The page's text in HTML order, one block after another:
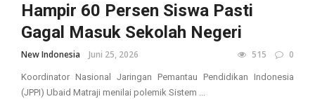
Hampir 60 Persen Siswa Pasti
Gagal Masuk Sekolah Negeri
New Indonesia Juni 25, 2026 515 0
Koordinator Nasional Jaringan Pemantau Pendidikan Indonesia
(JPPI) Ubaid Matraji menilai polemik Sistem ...